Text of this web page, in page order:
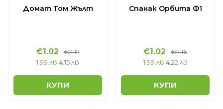
Домат Том Жълт
€1.02
€2.12
1.99 лв 4.15 лв
КУПИ
Спанак Орбита Ф1
€1.02
€2.16
1.99 лв 4.22 лв
КУПИ